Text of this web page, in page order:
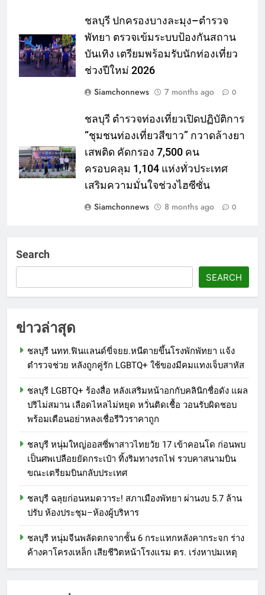
ชลบุรี ปกครองบางละมุง–ตำรวจ
พัทยา ตรวจเข้มระบบป้องกันสถาน
บันเทิง เตรียมพร้อมรับนักท่องเที่ยว
ช่วงปีใหม่ 2026
Siamchonnews
7 months ago 0
ชลบุรี ตำรวจท่องเที่ยวเปิดปฏิบัติการ
“ชุมชนท่องเที่ยวสีขาว” กวาดล้างยา
เสพติด คัดกรอง 7,500 คน
ครอบคลุม 1,104 แห่งทั่วประเทศ
เสริมความมั่นใจช่วงไฮซีซั่น
Siamchonnews
8 months ago 0
Search
SEARCH
ข่าวล่าสุด
ชลบุรี นทท.ฟินแลนด์ขี่จยย.หนีตายขึ้นโรงพักพัทยา แจ้ง
ตำรวจช่วย หลังถูกคู่รัก LGBTQ+ ใช้ของมีคมแทงเจ็บสาหัส
ชลบุรี LGBTQ+ ร้องสื่อ หลังเสริมหน้าอกกับคลินิกชื่อดัง แผล
ปริไม่สมาน เลือดไหลไม่หยุด หวั่นติดเชื้อ วอนรับผิดชอบ
พร้อมเตือนอย่าหลงเชื่อรีวิวราคาถูก
ชลบุรี หนุ่มใหญ่ออสซี่พาสาวไทยวัย 17 เข้าคอนโด ก่อนพบ
เป็นศพเปลือยยัดกระเป๋า ทิ้งริมทางรถไฟ รวบคาสนามบิน
ขณะเตรียมบินกลับประเทศ
ชลบุรี ฉลุยก่อนหมดวาระ! สภาเมืองพัทยา ผ่านงบ 5.7 ล้าน
ปรับ ห้องประชุม–ห้องผู้บริหาร
ชลบุรี หนุ่มจีนพลัดตกจากชั้น 6 กระแทกหลังคากระจก ร่าง
ค้างคาโครงเหล็ก เสียชีวิตหน้าโรงแรม ตร. เร่งหาปมเหตุ